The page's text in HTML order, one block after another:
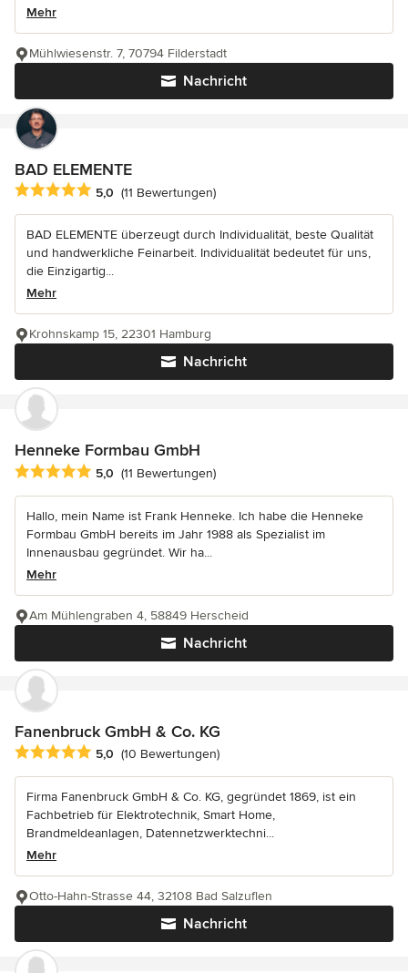
Mehr
Nachricht
Mühlwiesenstr. 7, 70794 Filderstadt
BAD ELEMENTE
Durchschnittliche Bewertung: 5 von 5 Sternen
5,0 (11 Bewertungen)
BAD ELEMENTE überzeugt durch Individualität, beste Qualität
und handwerkliche Feinarbeit. Individualität bedeutet für uns,
die Einzigartig...
Mehr
Nachricht
Krohnskamp 15, 22301 Hamburg
Henneke Formbau GmbH
Durchschnittliche Bewertung: 5 von 5 Sternen
5,0 (11 Bewertungen)
Hallo, mein Name ist Frank Henneke. Ich habe die Henneke
Formbau GmbH bereits im Jahr 1988 als Spezialist im
Innenausbau gegründet. Wir ha...
Mehr
Nachricht
Am Mühlengraben 4, 58849 Herscheid
Fanenbruck GmbH & Co. KG
Durchschnittliche Bewertung: 5 von 5 Sternen
5,0 (10 Bewertungen)
Firma Fanenbruck GmbH & Co. KG, gegründet 1869, ist ein
Fachbetrieb für Elektrotechnik, Smart Home,
Brandmeldeanlagen, Datennetzwerktechni...
Mehr
Nachricht
Otto-Hahn-Strasse 44, 32108 Bad Salzuflen